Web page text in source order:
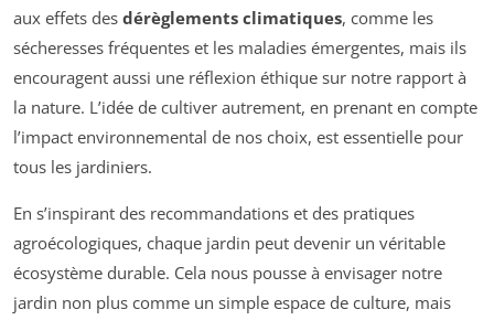
aux effets des dérèglements climatiques, comme les
sécheresses fréquentes et les maladies émergentes, mais ils
encouragent aussi une réflexion éthique sur notre rapport à
la nature. L’idée de cultiver autrement, en prenant en compte
l’impact environnemental de nos choix, est essentielle pour
tous les jardiniers.
En s’inspirant des recommandations et des pratiques
agroécologiques, chaque jardin peut devenir un véritable
écosystème durable. Cela nous pousse à envisager notre
jardin non plus comme un simple espace de culture, mais